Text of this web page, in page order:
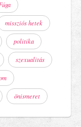
missziós hetek
politika
szexualitás
önismeret